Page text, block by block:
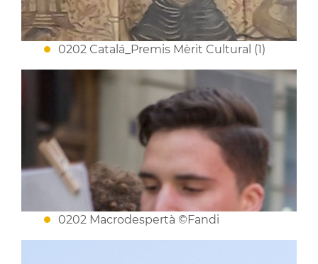
0202 Catalá_Premis Mèrit Cultural (1)
0202 Macrodespertà ©Fandi